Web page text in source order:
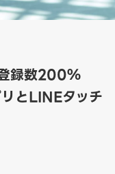
録数200％
とLINEタッチ